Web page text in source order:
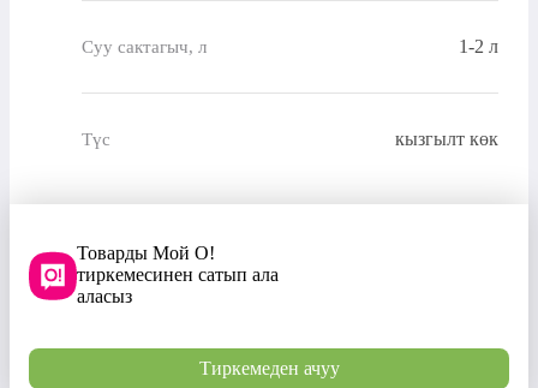
Суу сактагыч, л 1-2 л
Түс кызгылт көк
Товарды Мой О!
тиркемесинен сатып ала
аласыз
Тиркемеден ачуу